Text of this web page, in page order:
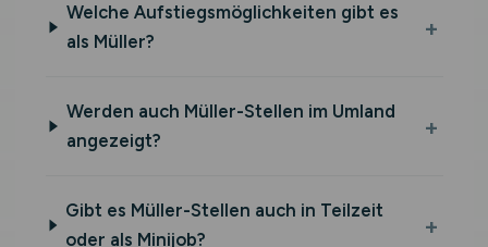
Welche Aufstiegsmöglichkeiten gibt es
als Müller?
Werden auch Müller-Stellen im Umland
angezeigt?
Gibt es Müller-Stellen auch in Teilzeit
oder als Minijob?